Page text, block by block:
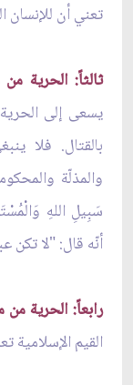
تعني أن للإنسان
ثالثاً: الحرية
يسعى إلى
بالقتال. فلا
والمذلّة
سَبِيلِ اللهِ
أنّه قال: "لا تكن
رابعاً: الحرية من
القيم الإسلامية